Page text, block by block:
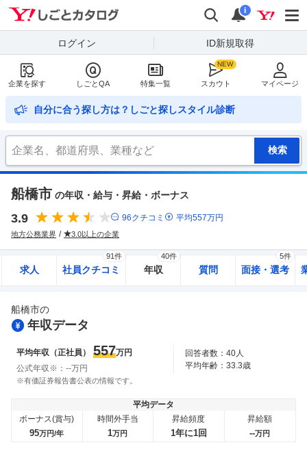
検索
通知
i
ログイン ID新規取得
企業を探す しごとQA 特集一覧 スカウト マイページ
自分に合う探し方は？しごと探しスタイル診断
船橋市 の年収・給与・昇給・ボーナス
3.9 96クチコミ 平均557万円
地方公務業界 3.0以上の企業
求人 社員クチコミ
91件
年収
40件
質問 面接・選考
5件
船橋市の
年収データ
平均年収（正社員） 557万円
公式年収※： --万円
回答者数：40 人
平均年齢：33.3歳
※有価証券報告書公表の情報です。
平均データ
ボーナス(賞与)
95万円/年
時間外手当
1万円
昇給頻度
1年に1回
昇給額
--万円